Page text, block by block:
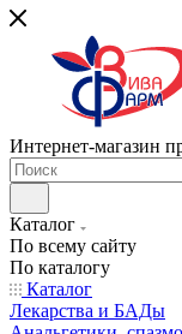
Интернет-магазин
Каталог
По всему сайту
По каталогу
Каталог
Лекарства и БАДы